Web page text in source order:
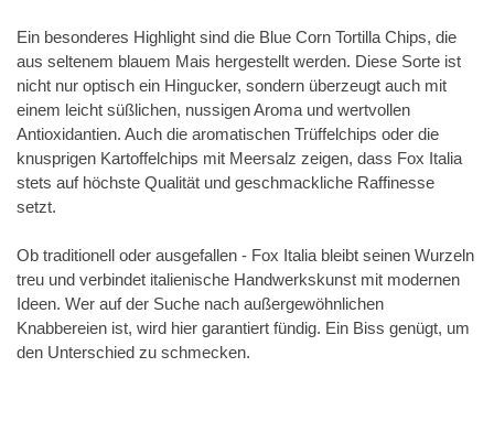
Ein besonderes Highlight sind die Blue Corn Tortilla Chips, die
aus seltenem blauem Mais hergestellt werden. Diese Sorte ist
nicht nur optisch ein Hingucker, sondern überzeugt auch mit
einem leicht süßlichen, nussigen Aroma und wertvollen
Antioxidantien. Auch die aromatischen Trüffelchips oder die
knusprigen Kartoffelchips mit Meersalz zeigen, dass Fox Italia
stets auf höchste Qualität und geschmackliche Raffinesse
setzt.
Ob traditionell oder ausgefallen - Fox Italia bleibt seinen Wurzeln
treu und verbindet italienische Handwerkskunst mit modernen
Ideen. Wer auf der Suche nach außergewöhnlichen
Knabbereien ist, wird hier garantiert fündig. Ein Biss genügt, um
den Unterschied zu schmecken.